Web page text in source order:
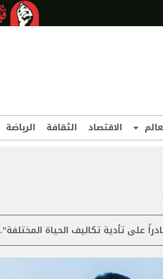
الاقتصاد الثقافة الرياضة
على تأدية تكاليف الحياة المختلفة".